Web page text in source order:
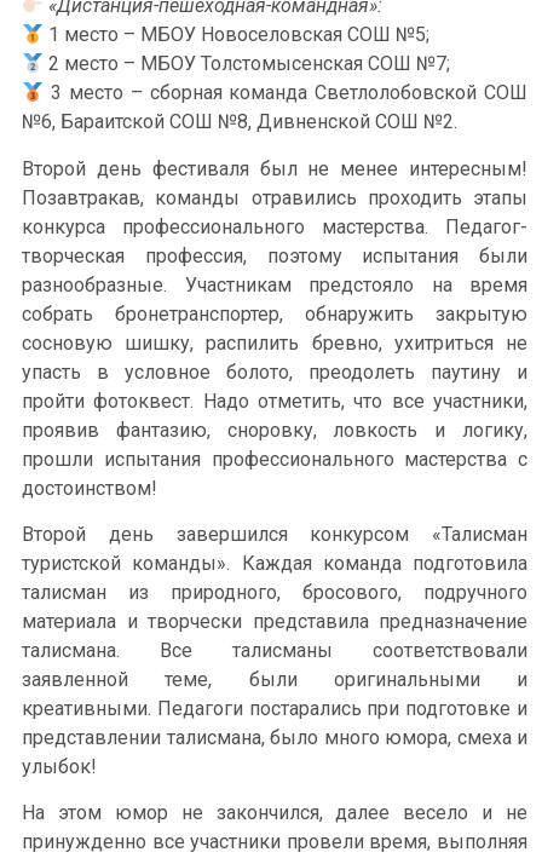
«Дистанция-пешеходная-командная»:
1 место – МБОУ Новоселовская СОШ №5;
2 место – МБОУ Толстомысенская СОШ №7;
3 место – сборная команда Светлолобовской СОШ
№6, Бараитской СОШ №8, Дивненской СОШ №2.
Второй день фестиваля был не менее интересным!
Позавтракав, команды отравились проходить этапы
конкурса профессионального мастерства. Педагог-
творческая профессия, поэтому испытания были
разнообразные. Участникам предстояло на время
собрать бронетранспортер, обнаружить закрытую
сосновую шишку, распилить бревно, ухитриться не
упасть в условное болото, преодолеть паутину и
пройти фотоквест. Надо отметить, что все участники,
проявив фантазию, сноровку, ловкость и логику,
прошли испытания профессионального мастерства с
достоинством!
Второй день завершился конкурсом «Талисман
туристской команды». Каждая команда подготовила
талисман из природного, бросового, подручного
материала и творчески представила предназначение
талисмана. Все талисманы соответствовали
заявленной теме, были оригинальными и
креативными. Педагоги постарались при подготовке и
представлении талисмана, было много юмора, смеха и
улыбок!
На этом юмор не закончился, далее весело и не
принужденно все участники провели время, выполняя